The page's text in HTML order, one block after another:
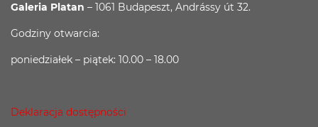
Galeria Platan – 1061 Budapeszt, Andrássy út 32.
Godziny otwarcia:
poniedziałek – piątek: 10.00 – 18.00
Deklaracja dostępności